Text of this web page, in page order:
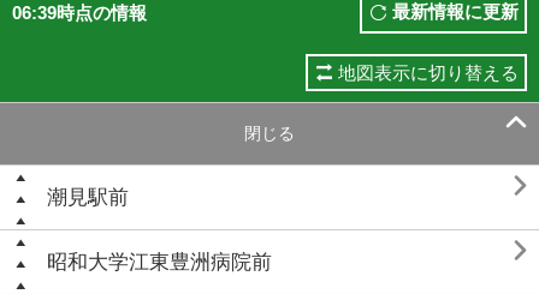
06:39時点の情報 最新情報に更新
地図表示に切り替える
閉じる 
潮見駅前 
昭和大学江東豊洲病院前 